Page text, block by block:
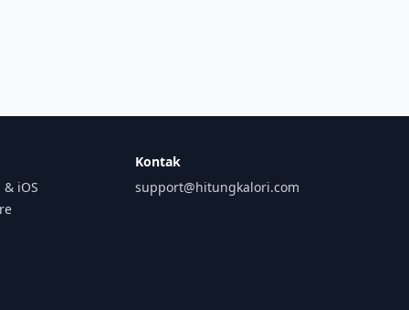
iOS
Kontak
support@hitungkalori.com